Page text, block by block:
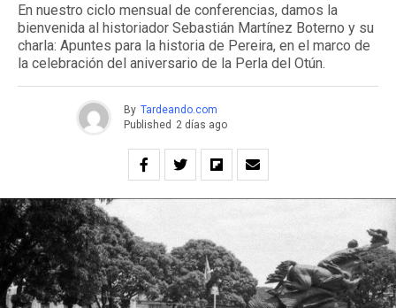
En nuestro ciclo mensual de conferencias, damos la
bienvenida al historiador Sebastián Martínez Boterno y su
charla: Apuntes para la historia de Pereira, en el marco de
la celebración del aniversario de la Perla del Otún.
By Tardeando.com
Published 2 días ago